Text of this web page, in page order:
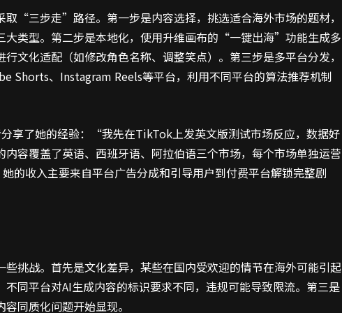
“三步走”路径。第一步是内容选择，挑选适合海外市场的题材，
大类型。第二步是本地化，使用升维画布的“一键出海”功能生成多
文化适配（如修改角色名称、调整笑点）。第三步是多平台分发，
Shorts、Instagram Reels等平台，利用不同平台的算法推荐机制
享了她的经验：“我先在TikTok上发英文版测试市场反应，数据好
容覆盖了英语、西班牙语、阿拉伯语三个市场，每个市场单独运营
的收入主要来自平台广告分成和引导用户到付费平台解锁完整剧
挑战。首先是文化差异，某些在国内受欢迎的情节在海外可能引起
同平台对AI生成内容的标识要求不同，违规可能导致限流。第三是
同质化问题开始显现。